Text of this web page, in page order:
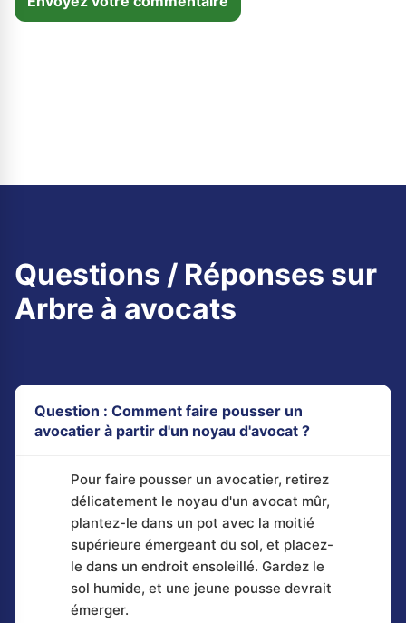
Questions / Réponses sur
Arbre à avocats
Question : Comment faire pousser un
avocatier à partir d'un noyau d'avocat ?
Pour faire pousser un avocatier, retirez
délicatement le noyau d'un avocat mûr,
plantez-le dans un pot avec la moitié
supérieure émergeant du sol, et placez-
le dans un endroit ensoleillé. Gardez le
sol humide, et une jeune pousse devrait
émerger.